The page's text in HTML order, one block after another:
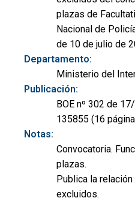
plazas de
Nacional de
de 10 de julio de
Departamento:
Ministerio del
Publicación:
BOE nº 302 de
135855 (16
Notas:
Convocatoria.
plazas.
Publica la
excluidos.